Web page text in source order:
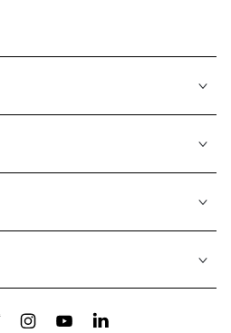
InstagramYouTubeLinkedIn